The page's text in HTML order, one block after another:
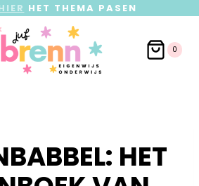
HET THEMA PASEN
0
HET